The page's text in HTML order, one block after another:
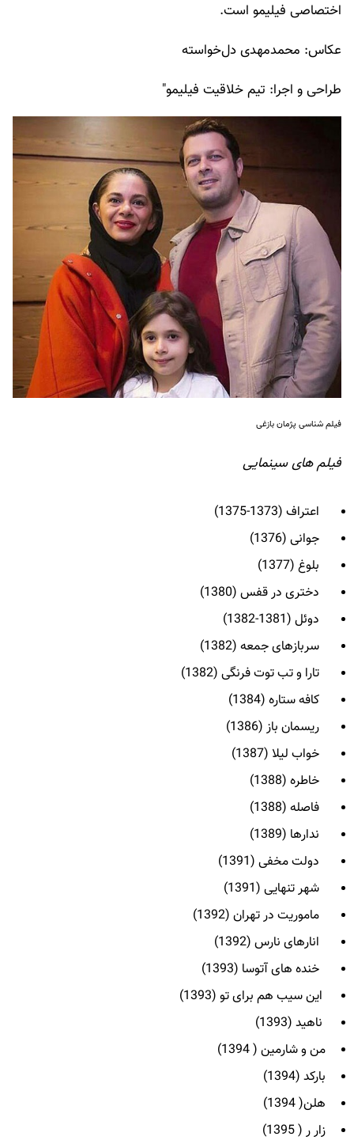
اختصاصی فیلیمو است.
عکاس: محمدمهدی دل‌خواسته
طراحی و اجرا: تیم خلاقیت فیلیمو"
فیلم شناسی پژمان بازغی
فیلم های سینمایی
اعتراف (1373-1375)
جوانی (1376)
بلوغ (1377)
دختری در قفس (1380)
دوئل (1381-1382)
سربازهای جمعه (1382)
تارا و تب توت فرنگی (1382)
کافه ستاره (1384)
ریسمان باز (1386)
خواب لیلا (1387)
خاطره (1388)
فاصله (1388)
ندارها (1389)
دولت مخفی (1391)
شهر تنهایی (1391)
ماموریت در تهران (1392)
انارهای نارس (1392)
خنده های آتوسا (1393)
این سیب هم برای تو (1393)
ناهید (1393)
من و شارمین ( 1394)
بارکد (1394)
هلن( 1394)
زار ر ( 1395)